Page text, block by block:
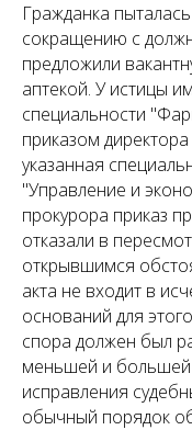
Гражданка
сокращению с
предложили
аптекой. У истицы
специальности
приказом
указанная
"Управление и
прокурора приказ
отказали в
открывшимся
акта не входит в
оснований для
спора должен был
меньшей и большей
исправления
обычный порядок